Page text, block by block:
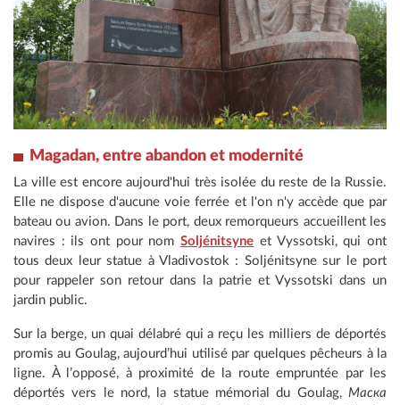
Magadan, entre abandon et modernité
La ville est encore aujourd'hui très isolée du reste de la Russie.
Elle ne dispose d'aucune voie ferrée et l'on n'y accède que par
bateau ou avion. Dans le port, deux remorqueurs accueillent les
navires : ils ont pour nomSoljénitsyne et Vyssotski, qui ont
tous deux leur statue à Vladivostok : Soljénitsyne sur le port
pour rappeler son retour dans la patrie et Vyssotski dans un
jardin public.
Sur la berge, un quai délabré qui a reçu les milliers de déportés
promis au Goulag, aujourd’hui utilisé par quelques pêcheurs à la
ligne. À l’opposé, à proximité de la route empruntée par les
déportés vers le nord, la statue mémorial du Goulag, Маска